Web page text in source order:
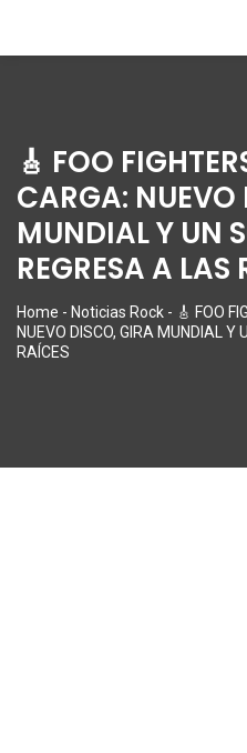
🎸 FOO
CARGA:
MUNDIAL Y UN
REGRESA A LAS
Home - Noticias Rock - 🎸 FOO
NUEVO DISCO, GIRA MUNDIAL Y
RAÍCES